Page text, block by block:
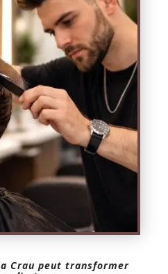
Crau peut transformer